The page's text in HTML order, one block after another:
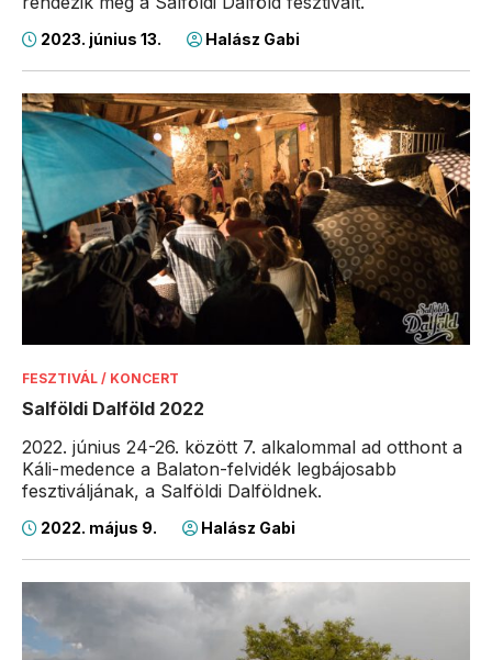
2023. június 13. Halász Gabi
FESZTIVÁL / KONCERT
Salföldi Dalföld 2022
2022. június 24-26. között 7. alkalommal ad otthont a
Káli-medence a Balaton-felvidék legbájosabb
fesztiváljának, a Salföldi Dalföldnek.
2022. május 9. Halász Gabi